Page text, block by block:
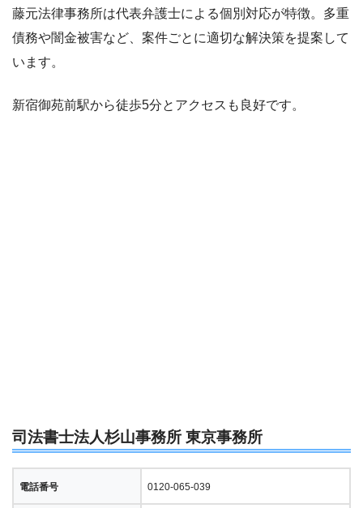
藤元法律事務所は代表弁護士による個別対応が特徴。多重
債務や闇金被害など、案件ごとに適切な解決策を提案して
います。
新宿御苑前駅から徒歩5分とアクセスも良好です。
司法書士法人杉山事務所 東京事務所
電話番号 0120-065-039